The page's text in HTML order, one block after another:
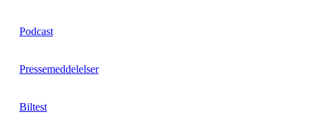
Podcast
Pressemeddelelser
Biltest